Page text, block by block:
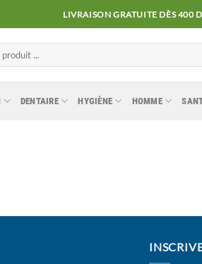
LIVRAISON GRATUITE DÈS 400
DENTAIRE HYGIÈNE HOMME